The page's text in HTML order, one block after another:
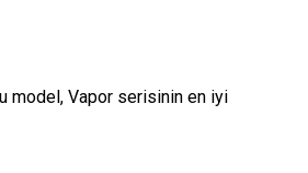
model, Vapor serisinin en iyi